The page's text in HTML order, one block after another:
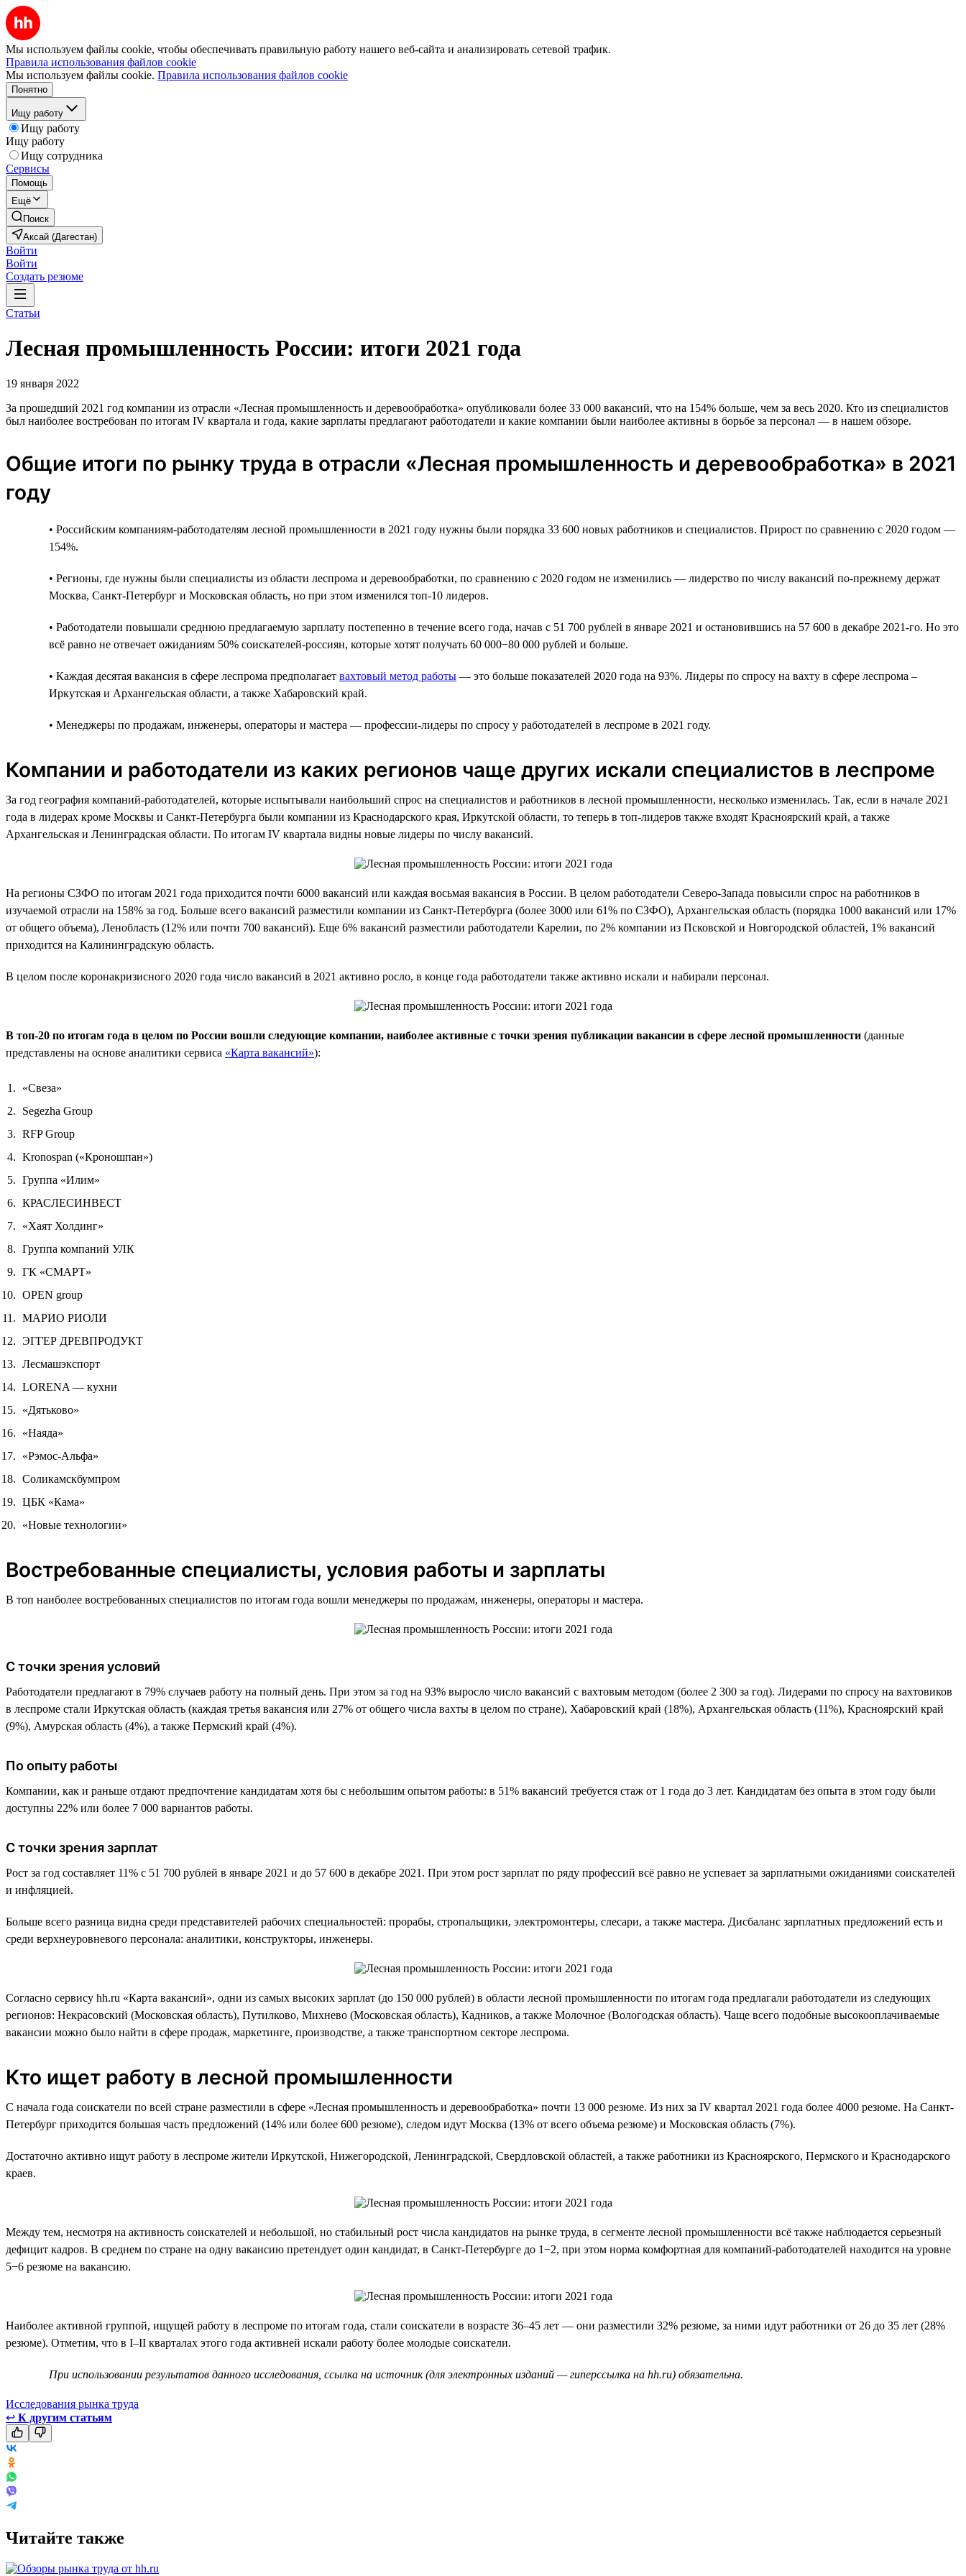
Мы используем файлы cookie, чтобы обеспечивать правильную работу нашего веб-сайта и анализировать сетевой трафик.
Правила использования файлов cookie
Мы используем файлы cookie. Правила использования файлов cookie
Понятно
Ищу работу
Ищу работу
Ищу работу
Ищу сотрудника
Сервисы
Помощь
Ещё
Поиск
Аксай (Дагестан)
Войти
Войти
Создать резюме
Статьи
Лесная промышленность России: итоги 2021 года
19 января 2022
За прошедший 2021 год компании из отрасли «Лесная промышленность и деревообработка» опубликовали более 33 000 вакансий, что на 154% больше, чем за весь 2020. Кто из специалистов
был наиболее востребован по итогам IV квартала и года, какие зарплаты предлагают работодатели и какие компании были наиболее активны в борьбе за персонал — в нашем обзоре.
Общие итоги по рынку труда в отрасли «Лесная промышленность и деревообработка» в 2021
году
• Российским компаниям-работодателям лесной промышленности в 2021 году нужны были порядка 33 600 новых работников и специалистов. Прирост по сравнению с 2020 годом —
154%.
• Регионы, где нужны были специалисты из области леспрома и деревообработки, по сравнению с 2020 годом не изменились — лидерство по числу вакансий по-прежнему держат
Москва, Санкт-Петербург и Московская область, но при этом изменился топ-10 лидеров.
• Работодатели повышали среднюю предлагаемую зарплату постепенно в течение всего года, начав с 51 700 рублей в январе 2021 и остановившись на 57 600 в декабре 2021-го. Но это
всё равно не отвечает ожиданиям 50% соискателей-россиян, которые хотят получать 60 000−80 000 рублей и больше.
• Каждая десятая вакансия в сфере леспрома предполагает вахтовый метод работы — это больше показателей 2020 года на 93%. Лидеры по спросу на вахту в сфере леспрома –
Иркутская и Архангельская области, а также Хабаровский край.
• Менеджеры по продажам, инженеры, операторы и мастера — профессии-лидеры по спросу у работодателей в леспроме в 2021 году.
Компании и работодатели из каких регионов чаще других искали специалистов в леспроме
За год география компаний-работодателей, которые испытывали наибольший спрос на специалистов и работников в лесной промышленности, несколько изменилась. Так, если в начале 2021
года в лидерах кроме Москвы и Санкт-Петербурга были компании из Краснодарского края, Иркутской области, то теперь в топ-лидеров также входят Красноярский край, а также
Архангельская и Ленинградская области. По итогам IV квартала видны новые лидеры по числу вакансий.
На регионы СЗФО по итогам 2021 года приходится почти 6000 вакансий или каждая восьмая вакансия в России. В целом работодатели Северо-Запада повысили спрос на работников в
изучаемой отрасли на 158% за год. Больше всего вакансий разместили компании из Санкт-Петербурга (более 3000 или 61% по СЗФО), Архангельская область (порядка 1000 вакансий или 17%
от общего объема), Ленобласть (12% или почти 700 вакансий). Еще 6% вакансий разместили работодатели Карелии, по 2% компании из Псковской и Новгородской областей, 1% вакансий
приходится на Калининградскую область.
В целом после коронакризисного 2020 года число вакансий в 2021 активно росло, в конце года работодатели также активно искали и набирали персонал.
В топ-20 по итогам года в целом по России вошли следующие компании, наиболее активные с точки зрения публикации вакансии в сфере лесной промышленности (данные
представлены на основе аналитики сервиса «Карта вакансий»):
«Свеза»
Segezha Group
RFP Group
Kronospan («Кроношпан»)
Группа «Илим»
КРАСЛЕСИНВЕСТ
«Хаят Холдинг»
Группа компаний УЛК
ГК «СМАРТ»
OPEN group
МАРИО РИОЛИ
ЭГГЕР ДРЕВПРОДУКТ
Лесмашэкспорт
LORENA — кухни
«Дятьково»
«Наяда»
«Рэмос-Альфа»
Соликамскбумпром
ЦБК «Кама»
«Новые технологии»
Востребованные специалисты, условия работы и зарплаты
В топ наиболее востребованных специалистов по итогам года вошли менеджеры по продажам, инженеры, операторы и мастера.
С точки зрения условий
Работодатели предлагают в 79% случаев работу на полный день. При этом за год на 93% выросло число вакансий с вахтовым методом (более 2 300 за год). Лидерами по спросу на вахтовиков
в леспроме стали Иркутская область (каждая третья вакансия или 27% от общего числа вахты в целом по стране), Хабаровский край (18%), Архангельская область (11%), Красноярский край
(9%), Амурская область (4%), а также Пермский край (4%).
По опыту работы
Компании, как и раньше отдают предпочтение кандидатам хотя бы с небольшим опытом работы: в 51% вакансий требуется стаж от 1 года до 3 лет. Кандидатам без опыта в этом году были
доступны 22% или более 7 000 вариантов работы.
С точки зрения зарплат
Рост за год составляет 11% с 51 700 рублей в январе 2021 и до 57 600 в декабре 2021. При этом рост зарплат по ряду профессий всё равно не успевает за зарплатными ожиданиями соискателей
и инфляцией.
Больше всего разница видна среди представителей рабочих специальностей: прорабы, стропальщики, электромонтеры, слесари, а также мастера. Дисбаланс зарплатных предложений есть и
среди верхнеуровневого персонала: аналитики, конструкторы, инженеры.
Согласно сервису hh.ru «Карта вакансий», одни из самых высоких зарплат (до 150 000 рублей) в области лесной промышленности по итогам года предлагали работодатели из следующих
регионов: Некрасовский (Московская область), Путилково, Михнево (Московская область), Кадников, а также Молочное (Вологодская область). Чаще всего подобные высокооплачиваемые
вакансии можно было найти в сфере продаж, маркетинге, производстве, а также транспортном секторе леспрома.
Кто ищет работу в лесной промышленности
С начала года соискатели по всей стране разместили в сфере «Лесная промышленность и деревообработка» почти 13 000 резюме. Из них за IV квартал 2021 года более 4000 резюме. На Санкт-
Петербург приходится большая часть предложений (14% или более 600 резюме), следом идут Москва (13% от всего объема резюме) и Московская область (7%).
Достаточно активно ищут работу в леспроме жители Иркутской, Нижегородской, Ленинградской, Свердловской областей, а также работники из Красноярского, Пермского и Краснодарского
краев.
Между тем, несмотря на активность соискателей и небольшой, но стабильный рост числа кандидатов на рынке труда, в сегменте лесной промышленности всё также наблюдается серьезный
дефицит кадров. В среднем по стране на одну вакансию претендует один кандидат, в Санкт-Петербурге до 1−2, при этом норма комфортная для компаний-работодателей находится на уровне
5−6 резюме на вакансию.
Наиболее активной группой, ищущей работу в леспроме по итогам года, стали соискатели в возрасте 36–45 лет — они разместили 32% резюме, за ними идут работники от 26 до 35 лет (28%
резюме). Отметим, что в I–II кварталах этого года активней искали работу более молодые соискатели.
При использовании результатов данного исследования, ссылка на источник (для электронных изданий — гиперссылка на hh.ru) обязательна.
Исследования рынка труда
↩ К другим статьям
Читайте также